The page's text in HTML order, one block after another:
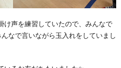
け声を練習していたので、みんなで
なで言いながら玉入れをしていまし